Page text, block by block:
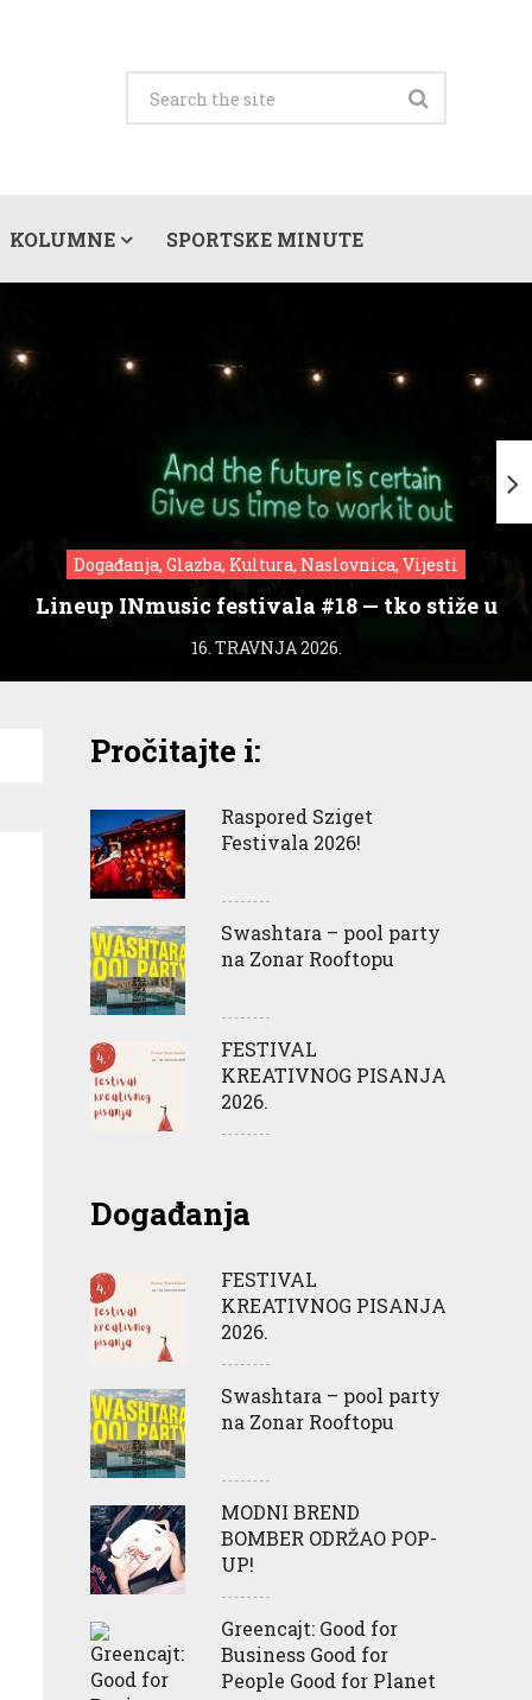
KOLUMNE SPORTSKE MINUTE
Događanja, Glazba, Kultura, Naslovnica, Vijesti
Lineup INmusic festivala #18 — tko stiže u
Zagreb?
16. TRAVNJA 2026.
Pročitajte i:
Raspored Sziget
Festivala 2026!
Swashtara – pool party
na Zonar Rooftopu
FESTIVAL
KREATIVNOG PISANJA
2026.
Događanja
FESTIVAL
KREATIVNOG PISANJA
2026.
Swashtara – pool party
na Zonar Rooftopu
MODNI BREND
BOMBER ODRŽAO POP-
UP!
Greencajt: Good for
Business Good for
People Good for Planet